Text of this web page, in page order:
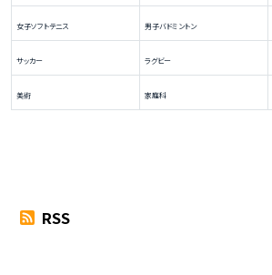
女子ソフトテニス 男子バドミントン
サッカー ラグビー
美術 家庭科
RSS